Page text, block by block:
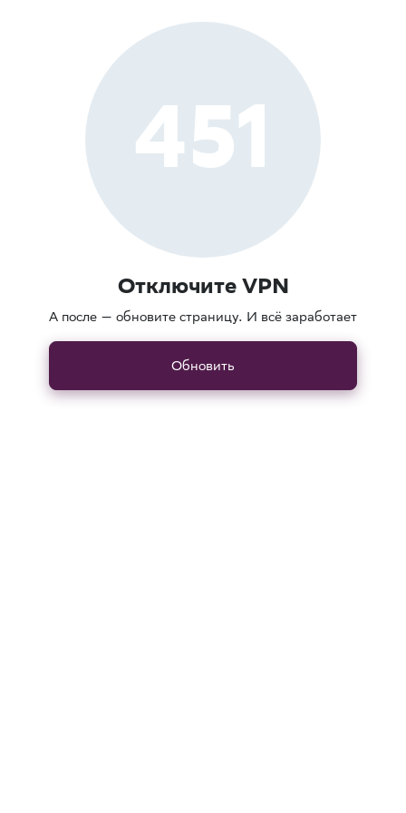
451
Отключите VPN
А после — обновите страницу. И всё заработает
Обновить